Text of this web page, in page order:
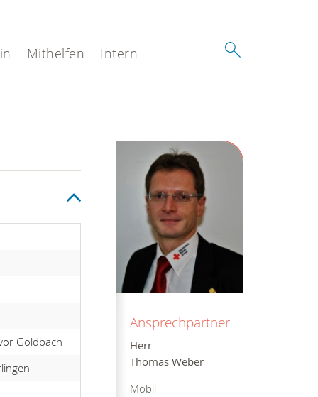
Mithelfen Intern
Ansprechpartner
Herr
Thomas Weber
Mobil
Goldbach